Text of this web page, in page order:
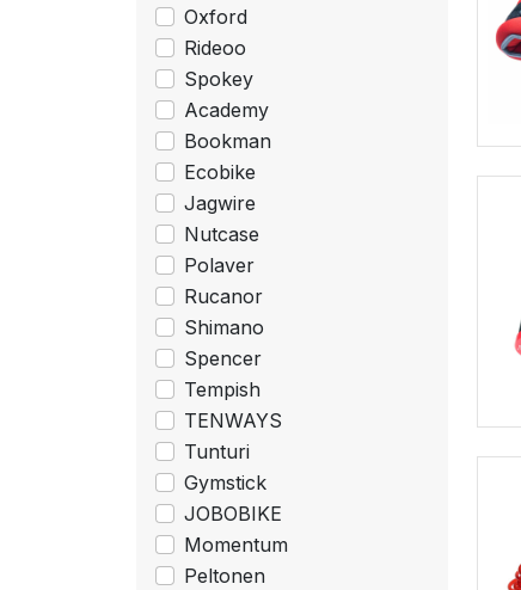
Oxford
Rideoo
Spokey
Academy
Bookman
Ecobike
Jagwire
Nutcase
Polaver
Rucanor
Shimano
Spencer
Tempish
TENWAYS
Tunturi
Gymstick
JOBOBIKE
Momentum
Peltonen